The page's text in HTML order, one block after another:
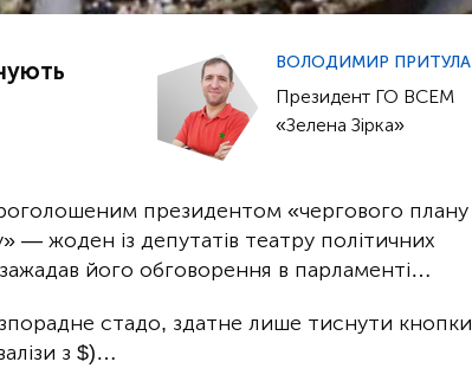
ВОЛОДИМИР ПРИТУЛА
Президент ГО ВСЕМ
«Зелена Зірка»
президентом «чергового плану
жоден із депутатів театру політичних
його обговорення в парламенті…
стадо, здатне лише тиснути кнопки
з $)…